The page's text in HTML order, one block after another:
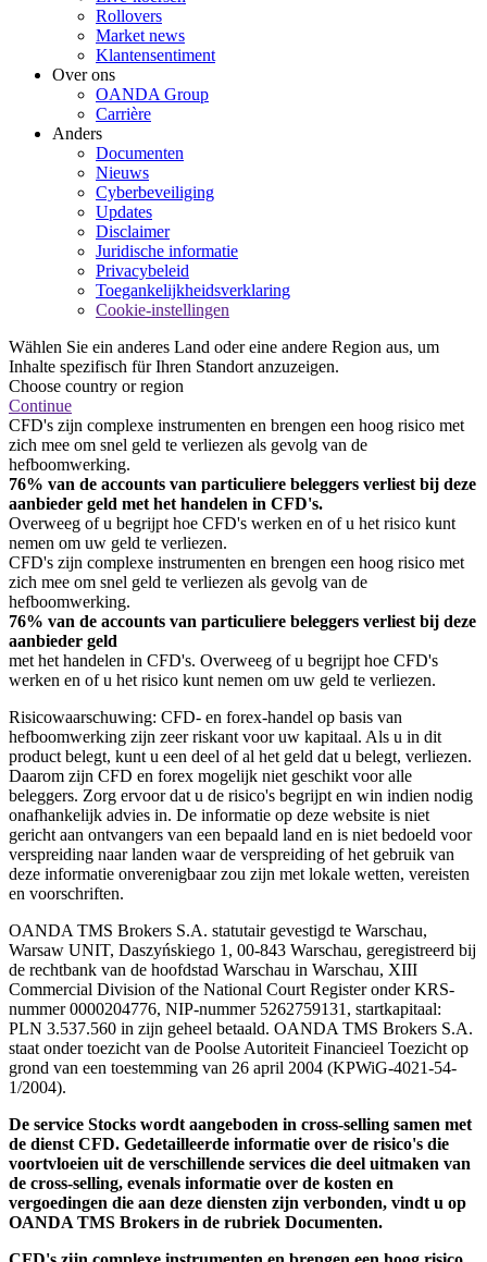
Rollovers
Market news
Klantensentiment
Over ons
OANDA Group
Carrière
Anders
Documenten
Nieuws
Cyberbeveiliging
Updates
Disclaimer
Juridische informatie
Privacybeleid
Toegankelijkheidsverklaring
Cookie-instellingen
Wählen Sie ein anderes Land oder eine andere Region aus, um
Inhalte spezifisch für Ihren Standort anzuzeigen.
Choose country or region
Continue
CFD's zijn complexe instrumenten en brengen een hoog risico met
zich mee om snel geld te verliezen als gevolg van de
hefboomwerking.
76% van de accounts van particuliere beleggers verliest bij deze
aanbieder geld met het handelen in CFD's.
Overweeg of u begrijpt hoe CFD's werken en of u het risico kunt
nemen om uw geld te verliezen.
CFD's zijn complexe instrumenten en brengen een hoog risico met
zich mee om snel geld te verliezen als gevolg van de
hefboomwerking.
76% van de accounts van particuliere beleggers verliest bij deze
aanbieder geld
met het handelen in CFD's. Overweeg of u begrijpt hoe CFD's
werken en of u het risico kunt nemen om uw geld te verliezen.
Risicowaarschuwing: CFD- en forex-handel op basis van
hefboomwerking zijn zeer riskant voor uw kapitaal. Als u in dit
product belegt, kunt u een deel of al het geld dat u belegt, verliezen.
Daarom zijn CFD en forex mogelijk niet geschikt voor alle
beleggers. Zorg ervoor dat u de risico's begrijpt en win indien nodig
onafhankelijk advies in. De informatie op deze website is niet
gericht aan ontvangers van een bepaald land en is niet bedoeld voor
verspreiding naar landen waar de verspreiding of het gebruik van
deze informatie onverenigbaar zou zijn met lokale wetten, vereisten
en voorschriften.
OANDA TMS Brokers S.A. statutair gevestigd te Warschau,
Warsaw UNIT, Daszyńskiego 1, 00-843 Warschau, geregistreerd bij
de rechtbank van de hoofdstad Warschau in Warschau, XIII
Commercial Division of the National Court Register onder KRS-
nummer 0000204776, NIP-nummer 5262759131, startkapitaal:
PLN 3.537.560 in zijn geheel betaald. OANDA TMS Brokers S.A.
staat onder toezicht van de Poolse Autoriteit Financieel Toezicht op
grond van een toestemming van 26 april 2004 (KPWiG-4021-54-
1/2004).
De service Stocks wordt aangeboden in cross-selling samen met
de dienst CFD. Gedetailleerde informatie over de risico's die
voortvloeien uit de verschillende services die deel uitmaken van
de cross-selling, evenals informatie over de kosten en
vergoedingen die aan deze diensten zijn verbonden, vindt u op
OANDA TMS Brokers in de rubriek Documenten.